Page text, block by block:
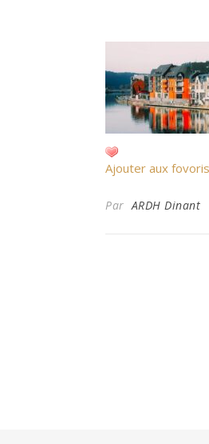
Ajouter aux fovoris
ParARDH Dinant